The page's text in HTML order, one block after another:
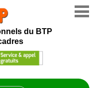
du BTP